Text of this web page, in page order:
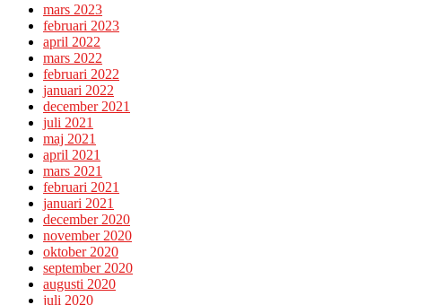
mars 2023
februari 2023
april 2022
mars 2022
februari 2022
januari 2022
december 2021
juli 2021
maj 2021
april 2021
mars 2021
februari 2021
januari 2021
december 2020
november 2020
oktober 2020
september 2020
augusti 2020
juli 2020